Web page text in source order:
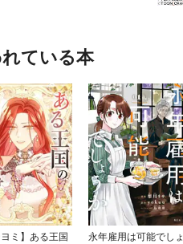
ている本
ヨミ】ある王国
永年雇用は可能でしょ